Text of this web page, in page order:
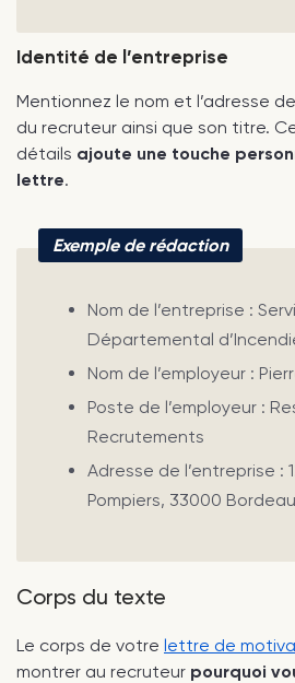
Identité de l’entreprise
Mentionnez le nom et l’adresse
du recruteur ainsi que son titre.
détails ajoute une touche
lettre.
Exemple de rédaction
Nom de l’entreprise :
Départemental
Nom de l’employeur :
Poste de l’employeur :
Recrutements
Adresse de l’entreprise :
Pompiers, 33000
Corps du texte
Le corps de votre lettre de
montrer au recruteur pourquoi